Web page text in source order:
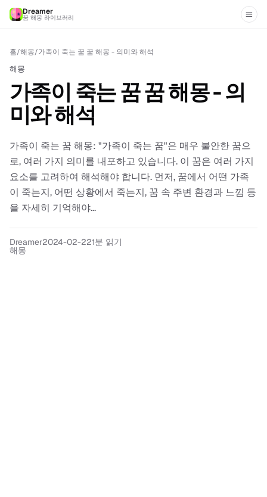
Dreamer
꿈 해몽 라이브러리
홈/해몽/가족이 죽는 꿈 꿈 해몽 - 의미와 해석
해몽
가족이 죽는 꿈 꿈 해몽 - 의
미와 해석
가족이 죽는 꿈 해몽: "가족이 죽는 꿈"은 매우 불안한 꿈으
로, 여러 가지 의미를 내포하고 있습니다. 이 꿈은 여러 가지
요소를 고려하여 해석해야 합니다. 먼저, 꿈에서 어떤 가족
이 죽는지, 어떤 상황에서 죽는지, 꿈 속 주변 환경과 느낌 등
을 자세히 기억해야...
Dreamer2024-02-221분 읽기
해몽